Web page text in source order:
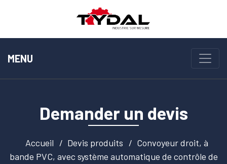
MENU
Demander un devis
Accueil Devis produits
Convoyeur droit, à
bande PVC, avec système automatique de contrôle de